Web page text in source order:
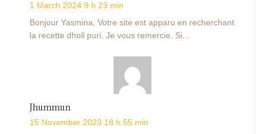
1 March 2024 9 h 23 min
Bonjour Yasmina, Votre site est apparu en recherchant
la recette dholl puri. Je vous remercie. Si...
Jhummun
15 November 2023 18 h 55 min